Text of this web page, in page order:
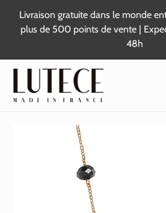
contenu
Livraison gratuite dans le monde
plus de 500 points de vente |
48h